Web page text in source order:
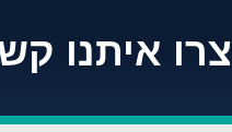
צרו איתנו